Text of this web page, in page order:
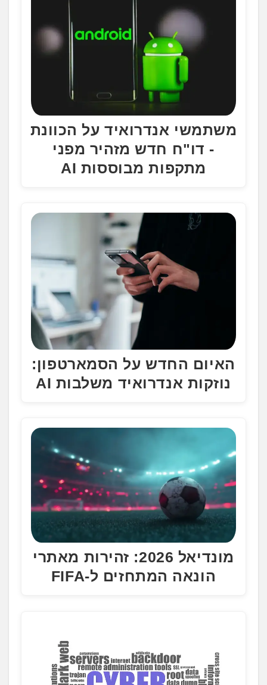
משתמשי אנדרואיד על הכוונת
- דו"ח חדש מזהיר מפני
מתקפות מבוססות AI
האיום החדש על הסמארטפון:
נוזקות אנדרואיד משלבות AI
מונדיאל 2026: זהירות מאתרי
הונאה המתחזים ל-FIFA